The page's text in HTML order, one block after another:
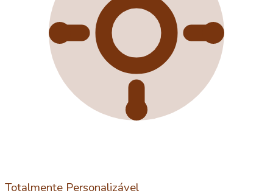
Totalmente Personalizável